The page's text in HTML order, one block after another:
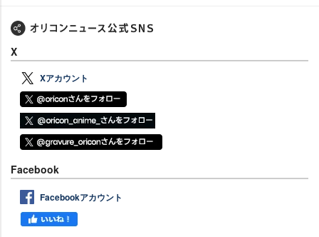
X
Xアカウント
Facebook
Facebookアカウント